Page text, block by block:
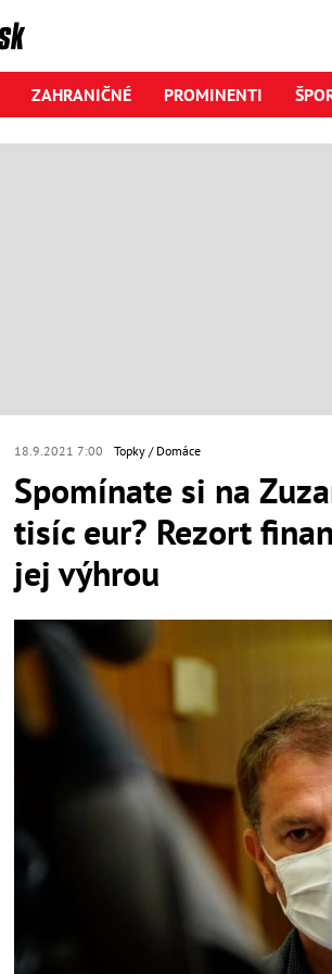
ZAHRANIČNÉ PROMINENTI
18.9.2021 7:00 Topky Domáce
Spomínate si na
tisíc eur? Rezort
jej výhrou